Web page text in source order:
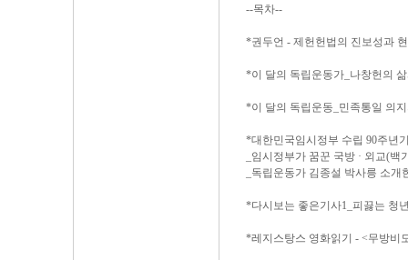
--목차--
*권두언 - 제헌헌법의 진보성과
*이 달의 독립운동가_나창헌의
*이 달의 독립운동_민족통일 의
*대한민국임시정부 수립 90주년
_임시정부가 꿈꾼 국방 · 외교(백
_독립운동가 김종설 박사릉 소개
*다시보는 좋은기사1_피끓는 청
*레지스탕스 영화읽기 - <무방비